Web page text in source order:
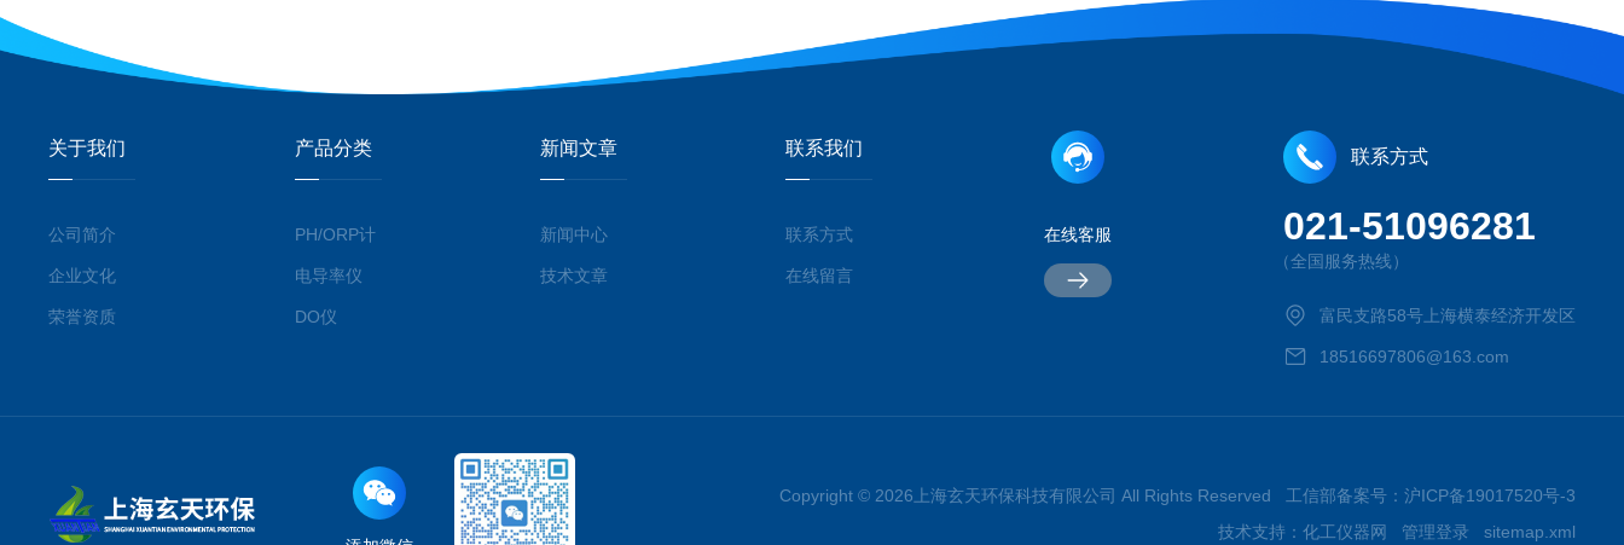
关于我们
公司简介
企业文化
荣誉资质
产品分类
PH/ORP计
电导率仪
DO仪
新闻文章
新闻中心
技术文章
联系我们
联系方式
在线留言
在线客服
联系方式
021-51096281
（全国服务热线）
富民支路58号上海横泰经济开发区
18516697806@163.com
Copyright © 2026上海玄天环保科技有限公司 All Rights Reserved 工信部备案号： 沪ICP备19017520号-3
技术支持： 化工仪器网 管理登录 sitemap.xml